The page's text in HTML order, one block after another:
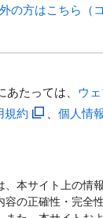
の方はこちら（
たっては、 ウ
規約
、個人情
、本サイト上の情
容の正確性・完全